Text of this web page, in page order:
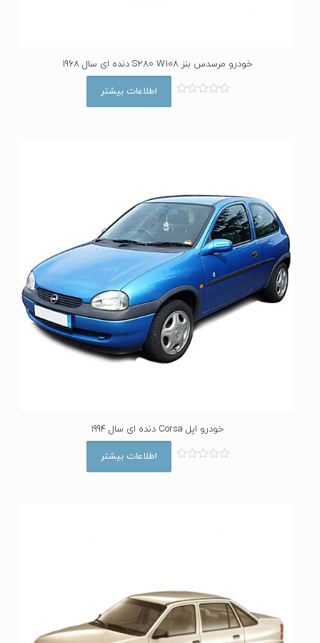
خودرو مرسدس بنز S280 W108 دنده ای سال 1968
5
اطلاعات بیشتر
خودرو اپل Corsa دنده ای سال 1994
اطلاعات بیشتر